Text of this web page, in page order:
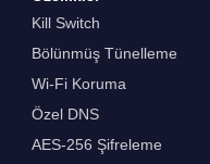
Kill Switch
Bölünmüş Tünelleme
Wi-Fi Koruma
Özel DNS
AES-256 Şifreleme